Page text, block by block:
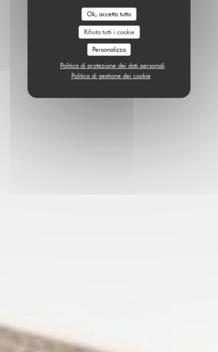
Ok, accetta tutto
Rifiuta tutti i cookie
Personalizza
Politica di protezione dei dati personali
Politica di gestione dei cookie